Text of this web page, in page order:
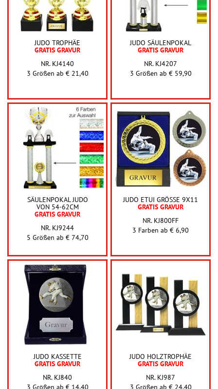
JUDO TROPHÄE
GRATIS GRAVUR
NR. KJ4140
3 Größen ab € 21,40
JUDO SÄULENPOKAL
GRATIS GRAVUR
NR. KJ4207
3 Größen ab € 59,90
SÄULENPOKAL JUDO
VON 54-62CM
GRATIS GRAVUR
NR. KJ9244
5 Größen ab € 74,70
JUDO ETUI GRÖSSE 9X11
GRATIS GRAVUR
NR. KJ800FF
3 Farben ab € 6,90
JUDO KASSETTE
GRATIS GRAVUR
NR. KJ840
3 Größen ab € 14,40
JUDO HOLZTROPHÄE
GRATIS GRAVUR
NR. KJ987
3 Größen ab € 24,40